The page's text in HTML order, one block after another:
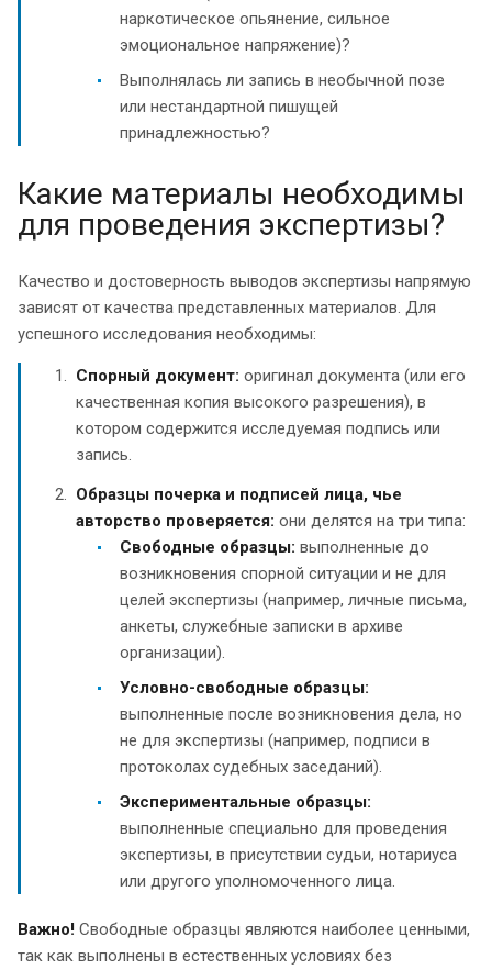
наркотическое опьянение, сильное
эмоциональное напряжение)?
Выполнялась ли запись в необычной позе
или нестандартной пишущей
принадлежностью?
Какие материалы необходимы
для проведения экспертизы?
Качество и достоверность выводов экспертизы напрямую
зависят от качества представленных материалов. Для
успешного исследования необходимы:
Спорный документ: оригинал документа (или его
качественная копия высокого разрешения), в
котором содержится исследуемая подпись или
запись.
Образцы почерка и подписей лица, чье
авторство проверяется: oни делятся на три типа:
Свободные образцы: выполненные до
возникновения спорной ситуации и не для
целей экспертизы (например, личные письма,
анкеты, служебные записки в архиве
организации).
Условно-свободные образцы:
выполненные после возникновения дела, но
не для экспертизы (например, подписи в
протоколах судебных заседаний).
Экспериментальные образцы:
выполненные специально для проведения
экспертизы, в присутствии судьи, нотариуса
или другого уполномоченного лица.
Важно! Свободные образцы являются наиболее ценными,
так как выполнены в естественных условиях без